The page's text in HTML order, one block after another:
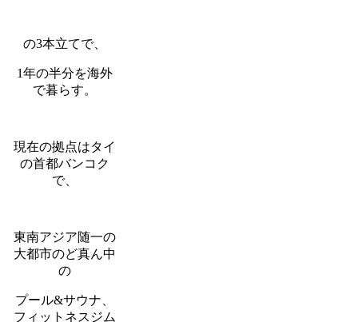
の3本立てで、
1年の半分を海外
で暮らす。
現在の拠点はタイ
の首都バンコク
で、
東南アジア随一の
大都市のど真ん中
の
プール&サウナ、
フィットネスジム